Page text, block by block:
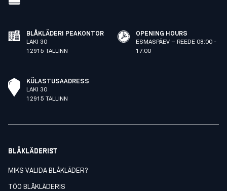
BLÅKLÄDERI PEAKONTOR
LAKI 30
12915 TALLINN
OPENING HOURS
ESMASPÄEV – REEDE 08:00 -
17:00
KÜLASTUSAADRESS
LAKI 30
12915 TALLINN
BLÅKLÄDERIST
MIKS VALIDA BLÅKLÄDER?
TÖÖ BLÅKLÄDERIS